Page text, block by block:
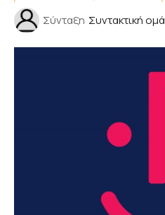
Σύνταξη Συντακτική